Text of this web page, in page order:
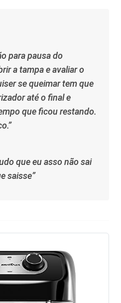
para pausa do
a tampa e avaliar o
se queimar tem que
até o final e
que ficou restando.
que eu asso não sai
saisse”